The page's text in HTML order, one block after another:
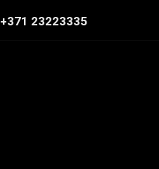
+371 23223335